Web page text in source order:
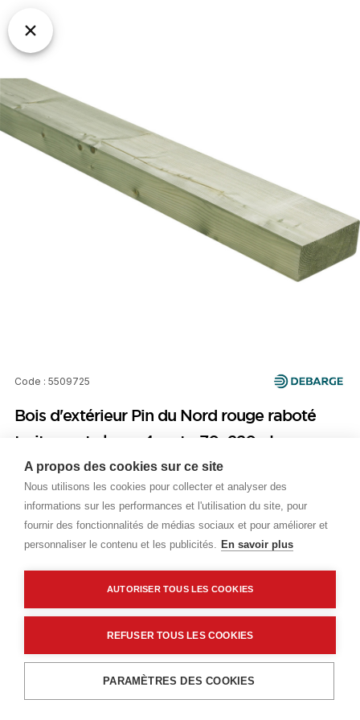
A propos des cookies sur ce site
Nous utilisons les cookies pour collecter et analyser des
informations sur les performances et l'utilisation du site, pour
fournir des fonctionnalités de médias sociaux et pour améliorer et
personnaliser le contenu et les publicités. En savoir plus
AUTORISER TOUS LES COOKIES
REFUSER TOUS LES COOKIES
PARAMÈTRES DES COOKIES
Code : 5509725
Bois d'extérieur Pin du Nord rouge raboté
traitement classe 4 vert - 70x220 - Longueur
2.70m
Prix public
Plus 0,31 € d'éco-part. DEEE
22,07 €TTC/ML
Livraisons & enlèvement
Livraison standard Sur commande
Ajouter au panier